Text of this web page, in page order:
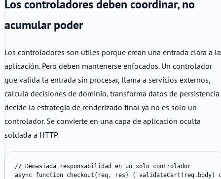
Los controladores deben coordinar, no
acumular poder
Los controladores son útiles porque crean una entrada clara a la
aplicación. Pero deben mantenerse enfocados. Un controlador
que valida la entrada sin procesar, llama a servicios externos,
calcula decisiones de dominio, transforma datos de persistencia
decide la estrategia de renderizado final ya no es solo un
controlador. Se convierte en una capa de aplicación oculta
soldada a HTTP.
// Demasiada responsabilidad en un solo controlador
async function checkout(req, res) { validateCart(req.body)